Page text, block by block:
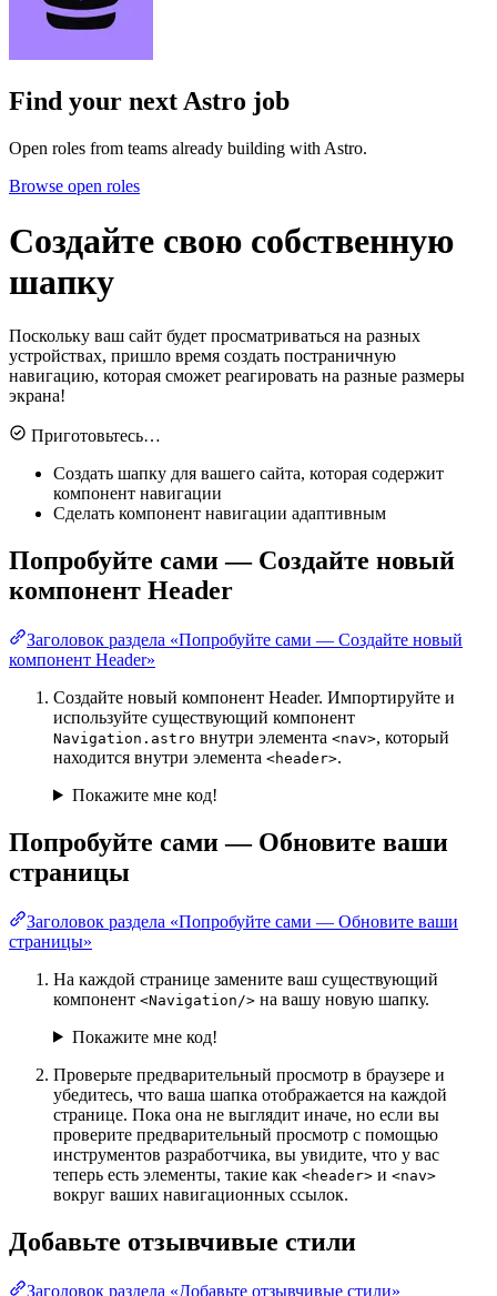
Find your nextAstro job
Open roles from teams already building with Astro.
Browse open roles
Создайте свою собственную
шапку
Поскольку ваш сайт будет просматриваться на разных
устройствах, пришло время создать постраничную
навигацию, которая сможет реагировать на разные размеры
экрана!
Приготовьтесь…
Создать шапку для вашего сайта, которая содержит
компонент навигации
Сделать компонент навигации адаптивным
Попробуйте сами — Создайте новый
компонент Header
Заголовок раздела «Попробуйте сами — Создайте новый
компонент Header»
Создайте новый компонент Header. Импортируйте и
используйте существующий компонент
Navigation.astro внутри элемента <nav>, который
находится внутри элемента <header>.
Покажите мне код!
Попробуйте сами — Обновите ваши
страницы
Заголовок раздела «Попробуйте сами — Обновите ваши
страницы»
На каждой странице замените ваш существующий
компонент <Navigation/> на вашу новую шапку.
Покажите мне код!
Проверьте предварительный просмотр в браузере и
убедитесь, что ваша шапка отображается на каждой
странице. Пока она не выглядит иначе, но если вы
проверите предварительный просмотр с помощью
инструментов разработчика, вы увидите, что у вас
теперь есть элементы, такие как <header> и <nav>
вокруг ваших навигационных ссылок.
Добавьте отзывчивые стили
Заголовок раздела «Добавьте отзывчивые стили»